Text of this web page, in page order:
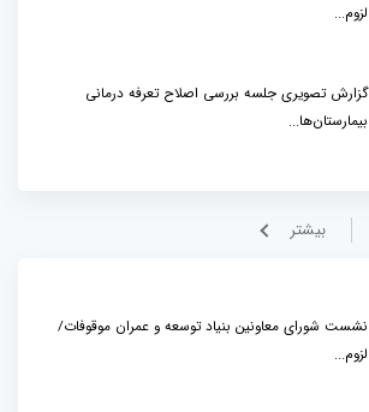
لزوم...
گزارش تصویری جلسه بررسی اصلاح تعرفه درمانی
بیمارستان‌ها...
بيشتر
نشست شورای معاونین بنیاد توسعه و عمران موقوفات/
لزوم...